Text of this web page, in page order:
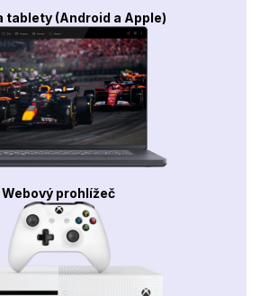
tablety (Android a Apple)
Webový prohlížeč